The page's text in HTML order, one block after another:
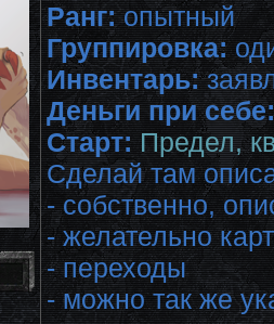
Ранг:опытный
Группировка:
Инвентарь:
Деньги при себе:
Старт: Предел,
Сделай там
- собственно,
- желательно
- переходы
- можно так же